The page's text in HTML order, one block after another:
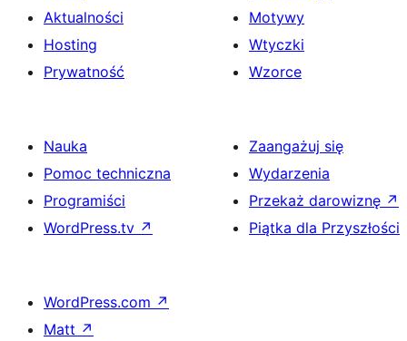
Aktualności
Hosting
Prywatność
Motywy
Wtyczki
Wzorce
Nauka
Pomoc techniczna
Programiści
WordPress.tv ↗
Zaangażuj się
Wydarzenia
Przekaż darowiznę ↗
Piątka dla Przyszłości
WordPress.com ↗
Matt ↗